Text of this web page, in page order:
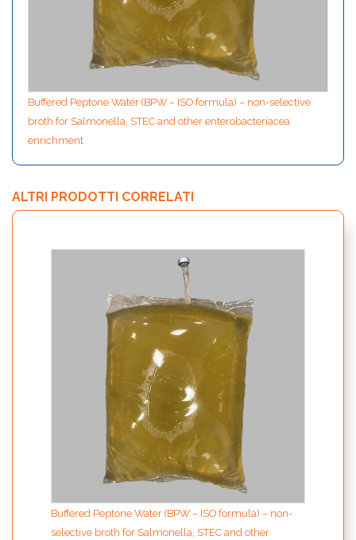
Buffered Peptone Water (BPW – ISO formula) – non-selective
broth for Salmonella, STEC and other enterobacteriacea
enrichment
ALTRI PRODOTTI CORRELATI
Buffered Peptone Water (BPW – ISO formula) – non-
selective broth for Salmonella, STEC and other